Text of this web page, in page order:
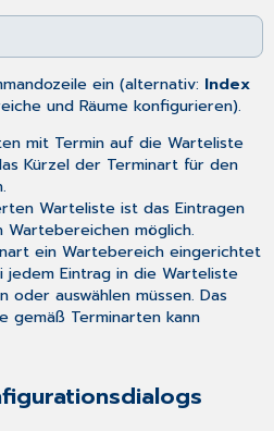
ein (alternativ: Index
und Räume konfigurieren).
mit Termin auf die Warteliste
Kürzel der Terminart für den
Warteliste ist das Eintragen
möglich.
ein Wartebereich eingerichtet
Eintrag in die Warteliste
oder auswählen müssen. Das
gemäß Terminarten kann